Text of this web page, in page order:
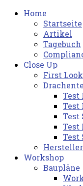
Home
Startseite
Artikel
Tagebuch
Close Up
First Look
Test
Test
Test
Test
Workshop
Baupläne